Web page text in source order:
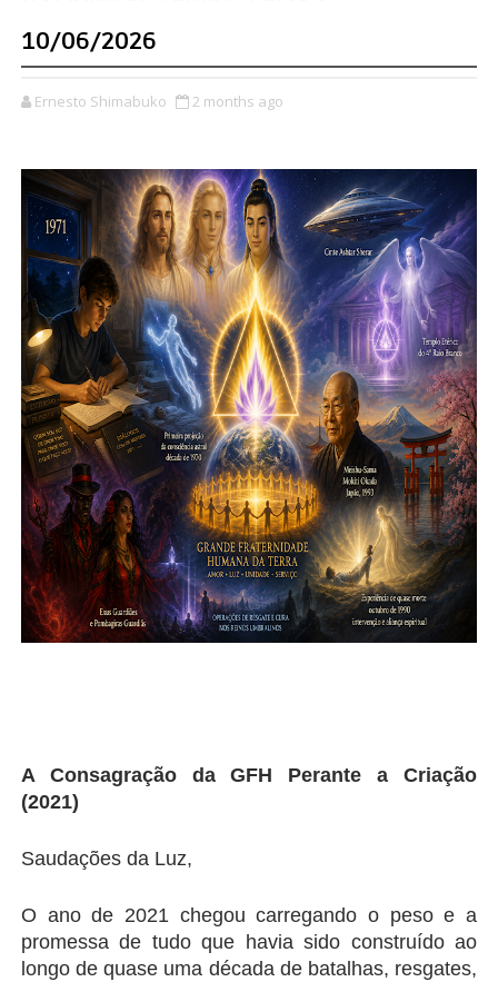
10/06/2026
Ernesto Shimabuko 2 months ago
A Consagração da GFH Perante a Criação
(2021)
Saudações da Luz,
O ano de 2021 chegou carregando o peso e a
promessa de tudo que havia sido construído ao
longo de quase uma década de batalhas, resgates,